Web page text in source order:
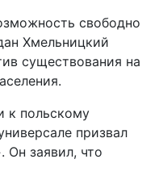
свободно
Хмельницкий
существования на
к польскому
призвал
Он заявил, что